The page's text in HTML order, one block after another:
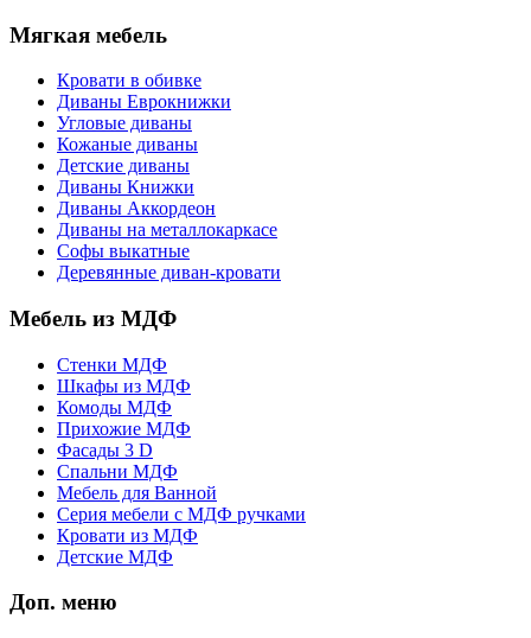
Мягкая мебель
Кровати в обивке
Диваны Еврокнижки
Угловые диваны
Кожаные диваны
Детские диваны
Диваны Книжки
Диваны Аккордеон
Диваны на металлокаркасе
Софы выкатные
Деревянные диван-кровати
Мебель из МДФ
Стенки МДФ
Шкафы из МДФ
Комоды МДФ
Прихожие МДФ
Фасады 3 D
Спальни МДФ
Мебель для Ванной
Серия мебели с МДФ ручками
Кровати из МДФ
Детские МДФ
Доп. меню